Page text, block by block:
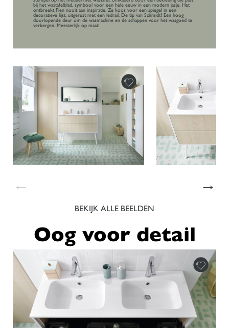
bij het wastafelblad, symbool voor een hele eeuw in een modern jasje. Het
ontbreekt Fien nooit aan inspiratie. Ze koos voor een spiegel in een
decoratieve lijst, uitgerust met een ledrail. De tip van Schmidt? Een hoog
doorlopende deur om de wasmachine en de schappen voor het wasgoed te
verbergen. Meesterlijk op maat!
← →
BEKIJK ALLE BEELDEN
Oog voor detail